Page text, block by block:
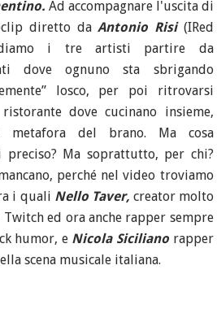
Ad accompagnare l'uscita di
diretto daAntonio Risi(IRed
i tre artisti partire da
dove ognuno sta sbrigando
losco, per poi ritrovarsi
dove cucinano insieme,
metafora del brano. Ma cosa
preciso? Ma soprattutto, per chi?
perché nel video troviamo
i quali Nello Taver, creator molto
ed ora anche rapper sempre
humor, e Nicola Sicilianorapper
scena musicale italiana.